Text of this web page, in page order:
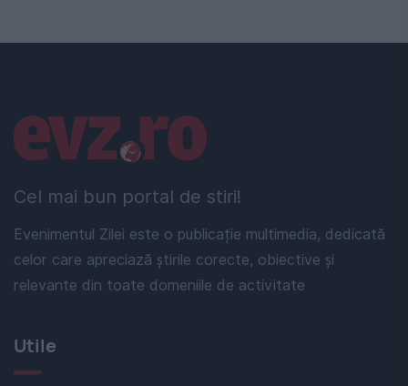
Cel mai bun portal de stiri!
Evenimentul Zilei este o publicație multimedia, dedicată
celor care apreciază știrile corecte, obiective și
relevante din toate domeniile de activitate
Linkuri utile
Utile